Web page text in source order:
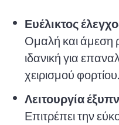
Ευέλικτος
Ομαλή και άμεση
ιδανική για
χειρισμού φορτίου.
Λειτουργία
Επιτρέπει την